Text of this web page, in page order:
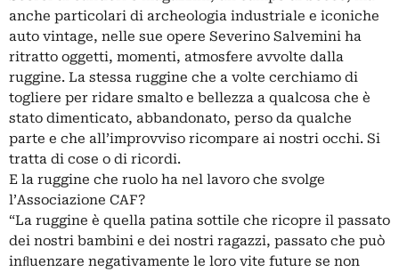
anche particolari di archeologia industriale e iconiche
auto vintage, nelle sue opere Severino Salvemini ha
ritratto oggetti, momenti, atmosfere avvolte dalla
ruggine. La stessa ruggine che a volte cerchiamo di
togliere per ridare smalto e bellezza a qualcosa che è
stato dimenticato, abbandonato, perso da qualche
parte e che all’improvviso ricompare ai nostri occhi. Si
tratta di cose o di ricordi.
E la ruggine che ruolo ha nel lavoro che svolge
l’Associazione CAF?
“La ruggine è quella patina sottile che ricopre il passato
dei nostri bambini e dei nostri ragazzi, passato che può
inﬂuenzare negativamente le loro vite future se non